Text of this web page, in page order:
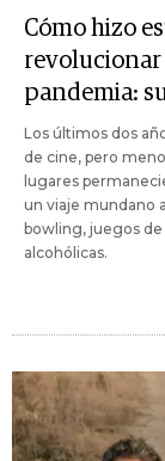
Cómo hizo
revolucionar
pandemia:
Los últimos dos
de cine, pero
lugares
un viaje mundano
bowling, juegos
alcohólicas.